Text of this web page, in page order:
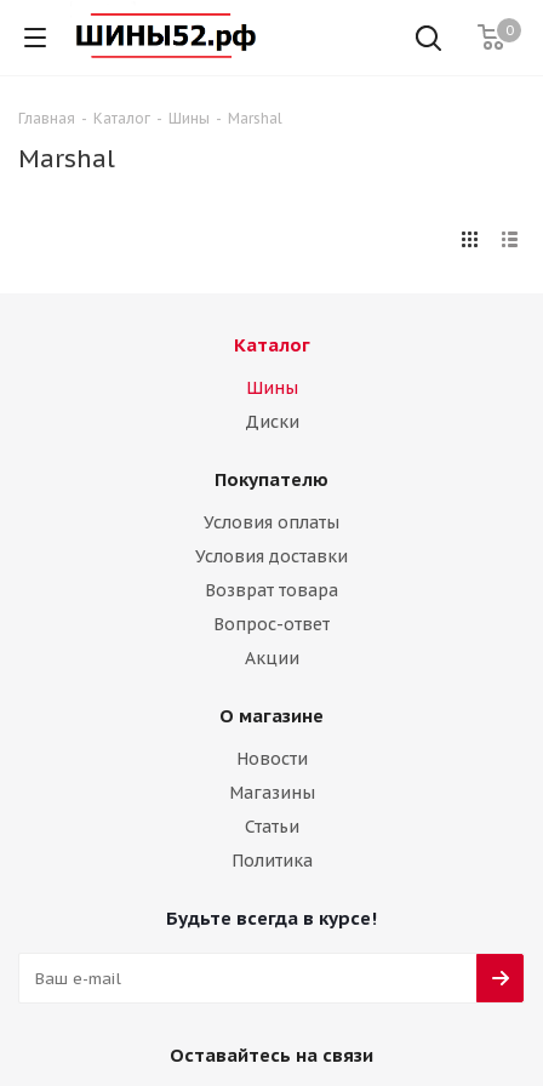
0
Главная - Каталог - Шины - Marshal
Marshal
Каталог
Шины
Диски
Покупателю
Условия оплаты
Условия доставки
Возврат товара
Вопрос-ответ
Акции
О магазине
Новости
Магазины
Статьи
Политика
Будьте всегда в курсе!
Оставайтесь на связи